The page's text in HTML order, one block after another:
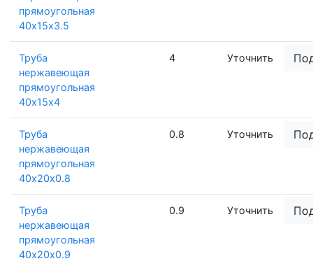
прямоугольная
40х15х3.5
Труба
нержавеющая
прямоугольная
40х15х4
4 Уточнить
Труба
нержавеющая
прямоугольная
40х20х0.8
0.8 Уточнить
Труба
нержавеющая
прямоугольная
40х20х0.9
0.9 Уточнить